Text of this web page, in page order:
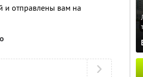
и отправлены вам на